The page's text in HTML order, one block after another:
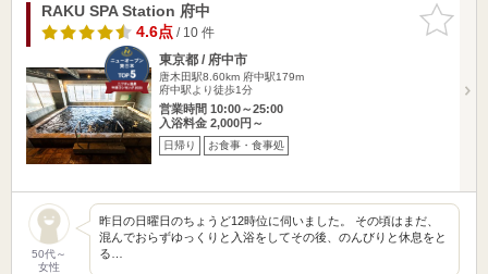
お気に入
りに追加
RAKU SPA Station 府中
4.6点/ 10 件
東京都 / 府中市
唐木田駅8.60km 府中駅179m
府中駅より徒歩1分
営業時間 10:00～25:00
入浴料金 2,000円～
日帰り お食事・食事処
50代～
女性
昨日の日曜日のちょうど12時位に伺いました。 その頃はまだ、
混んでおらずゆっくりと入浴をしてその後、のんびりと休息をと
る…